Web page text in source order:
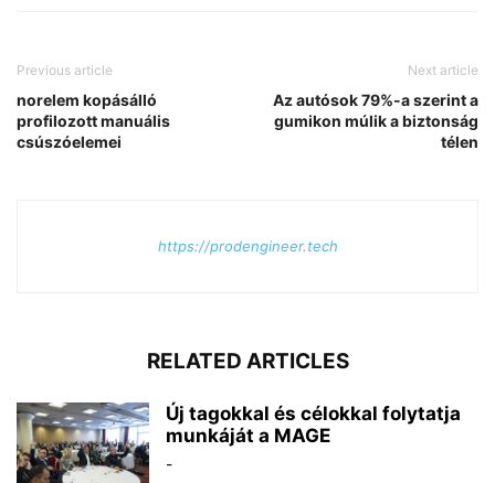
Previous article
norelem kopásálló
profilozott manuális
csúszóelemei
Next article
Az autósok 79%-a szerint a
gumikon múlik a biztonság
télen
https://prodengineer.tech
RELATED ARTICLES
Új tagokkal és célokkal folytatja
munkáját a MAGE
-